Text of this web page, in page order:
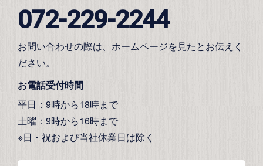
072-229-2244
お問い合わせの際は、ホームページを見たとお伝えく
ださい。
お電話受付時間
平日：9時から18時まで
土曜：9時から16時まで
※日・祝および当社休業日は除く